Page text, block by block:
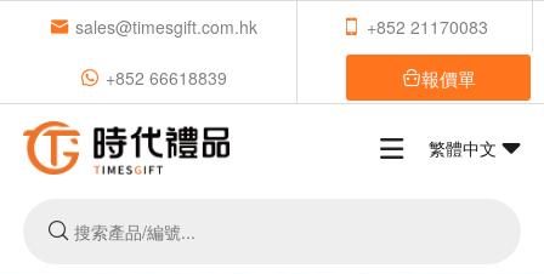
sales@timesgift.com.hk +852 21170083
+852 66618839 報價單
繁體中文